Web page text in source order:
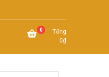
0
Tổng
0₫